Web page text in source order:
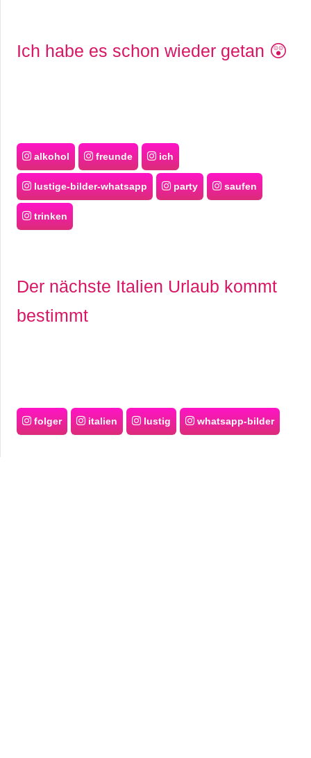
Ich habe es schon wieder getan 😲
alkohol freunde ich
lustige-bilder-whatsapp party saufen
trinken
Der nächste Italien Urlaub kommt
bestimmt
folger italien lustig whatsapp-bilder